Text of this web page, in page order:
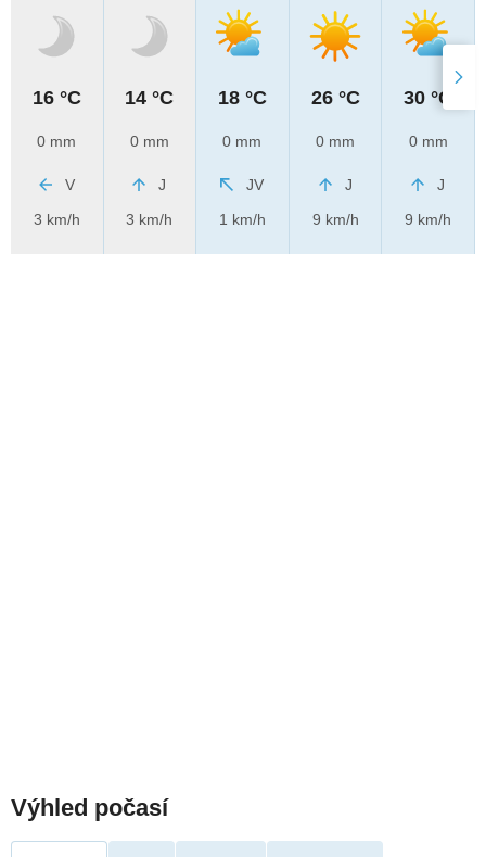
16 °C
0 mm
V
3 km/h
14 °C
0 mm
J
3 km/h
18 °C
0 mm
JV
1 km/h
26 °C
0 mm
J
9 km/h
30 °C
0 mm
J
9 km/h
Výhled počasí